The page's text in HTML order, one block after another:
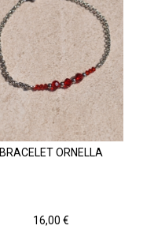
BRACELET ORNELLA
Prix
16,00 €